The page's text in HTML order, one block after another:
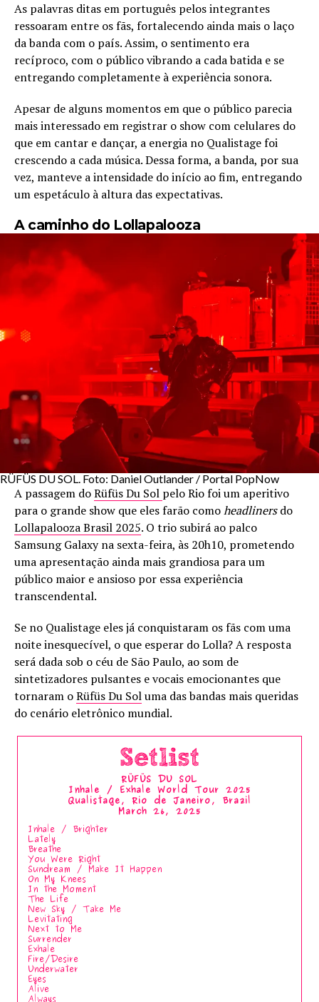
As palavras ditas em português pelos integrantes
ressoaram entre os fãs, fortalecendo ainda mais o laço
da banda com o país. Assim, o sentimento era
recíproco, com o público vibrando a cada batida e se
entregando completamente à experiência sonora.
Apesar de alguns momentos em que o público parecia
mais interessado em registrar o show com celulares do
que em cantar e dançar, a energia no Qualistage foi
crescendo a cada música. Dessa forma, a banda, por sua
vez, manteve a intensidade do início ao fim, entregando
um espetáculo à altura das expectativas.
A caminho do Lollapalooza
RÜFÜS DU SOL. Foto: Daniel Outlander / Portal PopNow
A passagem doRüfüs Du Sol pelo Rio foi um aperitivo
para o grande show que eles farão comoheadlinersdo
Lollapalooza Brasil 2025. O trio subirá ao palco
Samsung Galaxy na sexta-feira, às 20h10, prometendo
uma apresentação ainda mais grandiosa para um
público maior e ansioso por essa experiência
transcendental.
Se no Qualistage eles já conquistaram os fãs com uma
noite inesquecível, o que esperar do Lolla? A resposta
será dada sob o céu de São Paulo, ao som de
sintetizadores pulsantes e vocais emocionantes que
tornaram oRüfüs Du Soluma das bandas mais queridas
do cenário eletrônico mundial.